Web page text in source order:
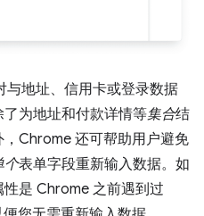
地址、信用卡或登录数据
为地址和付款详情等集合结
Chrome 还可帮助用户避免
个表单字段重新输入数据。如
是 Chrome 之前遇到过